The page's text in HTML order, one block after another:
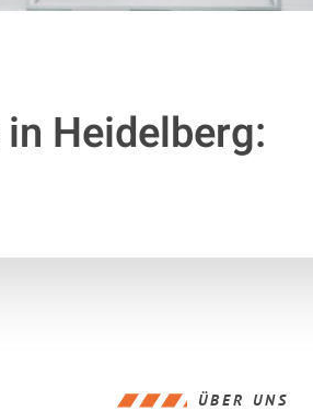
in Heidelberg:
ÜBER UNS